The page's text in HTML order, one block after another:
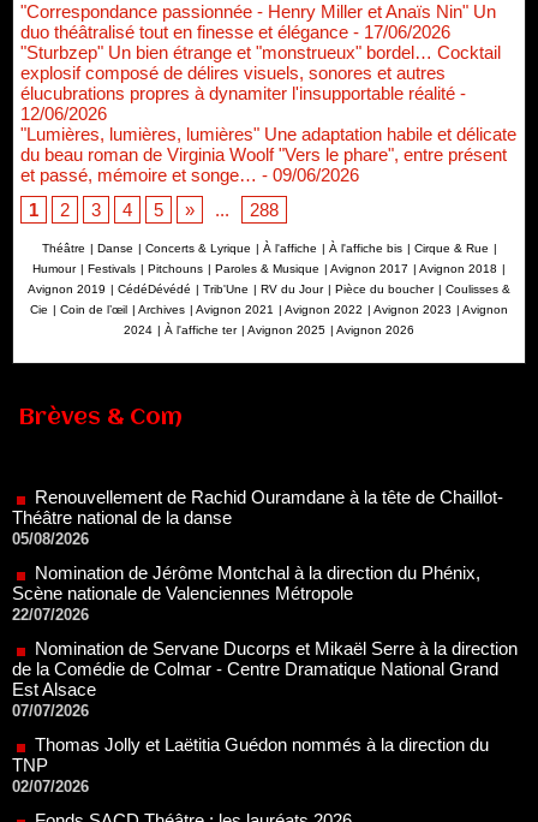
"Correspondance passionnée - Henry Miller et Anaïs Nin" Un
duo théâtralisé tout en finesse et élégance - 17/06/2026
"Sturbzep" Un bien étrange et "monstrueux" bordel… Cocktail
explosif composé de délires visuels, sonores et autres
élucubrations propres à dynamiter l'insupportable réalité -
12/06/2026
"Lumières, lumières, lumières" Une adaptation habile et délicate
du beau roman de Virginia Woolf "Vers le phare", entre présent
et passé, mémoire et songe… - 09/06/2026
1
2 3 4 5 » ... 288
Théâtre | Danse | Concerts & Lyrique | À l'affiche | À l'affiche bis | Cirque & Rue |
Humour | Festivals | Pitchouns | Paroles & Musique | Avignon 2017 | Avignon 2018 |
Avignon 2019 | CédéDévédé | Trib'Une | RV du Jour | Pièce du boucher | Coulisses &
Cie | Coin de l’œil | Archives | Avignon 2021 | Avignon 2022 | Avignon 2023 | Avignon
2024 | À l'affiche ter | Avignon 2025 | Avignon 2026
Brèves & Com
Nomination de Jérôme Montchal à la direction du Phénix,
Scène nationale de Valenciennes Métropole
Nomination de Servane Ducorps et Mikaël Serre à la direction
de la Comédie de Colmar - Centre Dramatique National Grand
07/07/2026
Thomas Jolly et Laëtitia Guédon nommés à la direction du
TNP
Fonds SACD Théâtre : les lauréats 2026
23/06/2026
Dispositif ARTCENA Écrire pour le cirque, les lauréats 2026 !